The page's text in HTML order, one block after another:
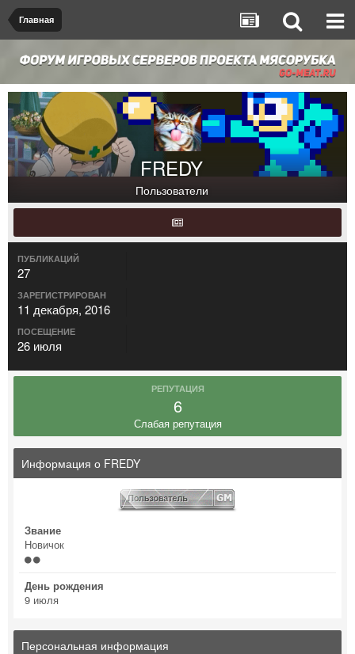
Главная
FREDY
Пользователи
ПУБЛИКАЦИЙ
27
ЗАРЕГИСТРИРОВАН
11 декабря, 2016
ПОСЕЩЕНИЕ
26 июля
РЕПУТАЦИЯ
6
Слабая репутация
Информация о FREDY
Звание
Новичок
День рождения
9 июля
Персональная информация